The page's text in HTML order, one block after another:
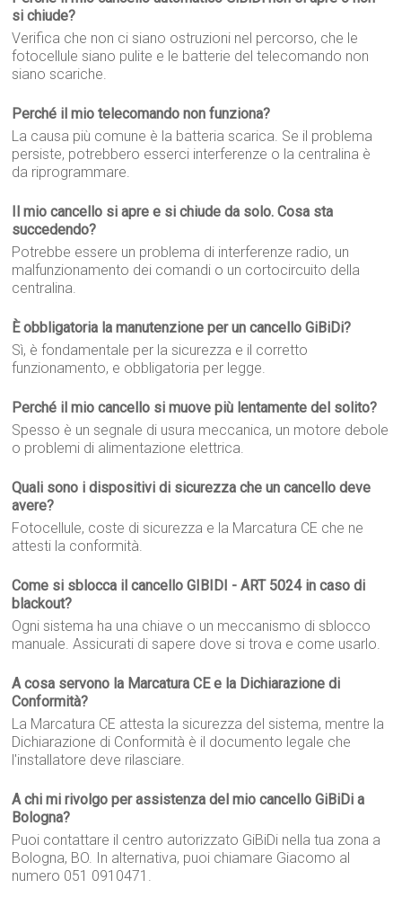
si chiude?
Verifica che non ci siano ostruzioni nel percorso, che le
fotocellule siano pulite e le batterie del telecomando non
siano scariche.
Perché il mio telecomando non funziona?
La causa più comune è la batteria scarica. Se il problema
persiste, potrebbero esserci interferenze o la centralina è
da riprogrammare.
Il mio cancello si apre e si chiude da solo. Cosa sta
succedendo?
Potrebbe essere un problema di interferenze radio, un
malfunzionamento dei comandi o un cortocircuito della
centralina.
È obbligatoria la manutenzione per un cancello GiBiDi?
Sì, è fondamentale per la sicurezza e il corretto
funzionamento, e obbligatoria per legge.
Perché il mio cancello si muove più lentamente del solito?
Spesso è un segnale di usura meccanica, un motore debole
o problemi di alimentazione elettrica.
Quali sono i dispositivi di sicurezza che un cancello deve
avere?
Fotocellule, coste di sicurezza e la Marcatura CE che ne
attesti la conformità.
Come si sblocca il cancello GIBIDI - ART 5024 in caso di
blackout?
Ogni sistema ha una chiave o un meccanismo di sblocco
manuale. Assicurati di sapere dove si trova e come usarlo.
A cosa servono la Marcatura CE e la Dichiarazione di
Conformità?
La Marcatura CE attesta la sicurezza del sistema, mentre la
Dichiarazione di Conformità è il documento legale che
l'installatore deve rilasciare.
A chi mi rivolgo per assistenza del mio cancello GiBiDi a
Bologna?
Puoi contattare il centro autorizzato GiBiDi nella tua zona a
Bologna, BO. In alternativa, puoi chiamare Giacomo al
numero 051 0910471.